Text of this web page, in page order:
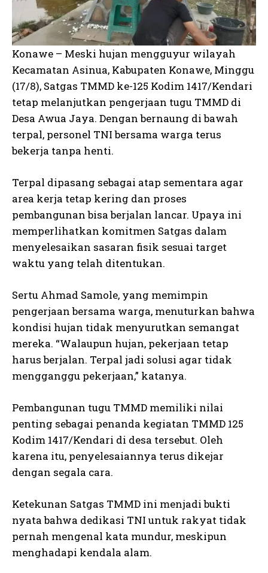
Konawe – Meski hujan mengguyur wilayah
Kecamatan Asinua, Kabupaten Konawe, Minggu
(17/8), Satgas TMMD ke-125 Kodim 1417/Kendari
tetap melanjutkan pengerjaan tugu TMMD di
Desa Awua Jaya. Dengan bernaung di bawah
terpal, personel TNI bersama warga terus
bekerja tanpa henti.
Terpal dipasang sebagai atap sementara agar
area kerja tetap kering dan proses
pembangunan bisa berjalan lancar. Upaya ini
memperlihatkan komitmen Satgas dalam
menyelesaikan sasaran fisik sesuai target
waktu yang telah ditentukan.
Sertu Ahmad Samole, yang memimpin
pengerjaan bersama warga, menuturkan bahwa
kondisi hujan tidak menyurutkan semangat
mereka. “Walaupun hujan, pekerjaan tetap
harus berjalan. Terpal jadi solusi agar tidak
mengganggu pekerjaan,” katanya.
Pembangunan tugu TMMD memiliki nilai
penting sebagai penanda kegiatan TMMD 125
Kodim 1417/Kendari di desa tersebut. Oleh
karena itu, penyelesaiannya terus dikejar
dengan segala cara.
Ketekunan Satgas TMMD ini menjadi bukti
nyata bahwa dedikasi TNI untuk rakyat tidak
pernah mengenal kata mundur, meskipun
menghadapi kendala alam.